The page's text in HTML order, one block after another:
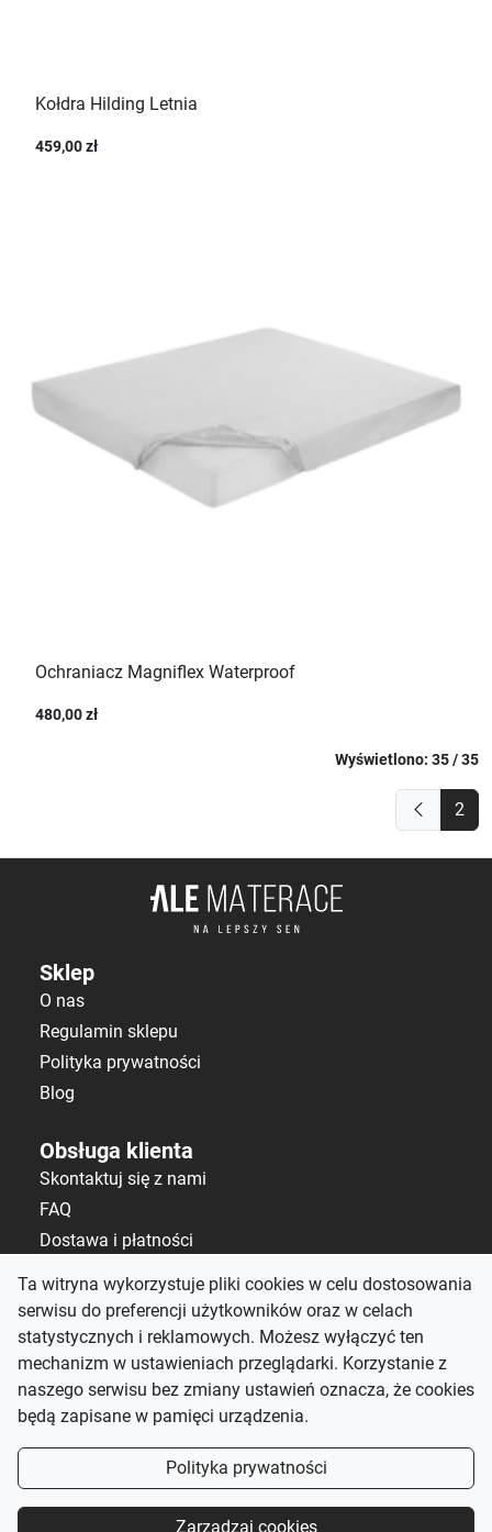
Kołdra Hilding Letnia
459,00 zł
Ochraniacz Magniflex Waterproof
480,00 zł
Wyświetlono: 35 / 35
2
Ta witryna wykorzystuje pliki cookies w celu dostosowania
serwisu do preferencji użytkowników oraz w celach
statystycznych i reklamowych. Możesz wyłączyć ten
mechanizm w ustawieniach przeglądarki. Korzystanie z
naszego serwisu bez zmiany ustawień oznacza, że cookies
będą zapisane w pamięci urządzenia.
Polityka prywatności
Zarządzaj cookies
Sklep
O nas
Regulamin sklepu
Polityka prywatności
Blog
Obsługa klienta
Skontaktuj się z nami
FAQ
Dostawa i płatności
Kontakt
salon@alematerace.pl
+48 535 808 298
pn-pt: 10:00–19:00,
sb: 9:00–15:00
Śledź nas